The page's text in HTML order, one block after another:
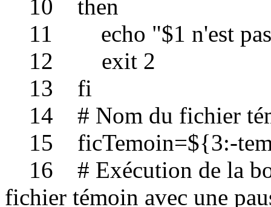
10 then
11 echo "$1 n'est pas
12 exit 2
13 fi
14 # Nom du fichier
15 ficTemoin=${3:-
16 # Exécution de la
fichier témoin avec une